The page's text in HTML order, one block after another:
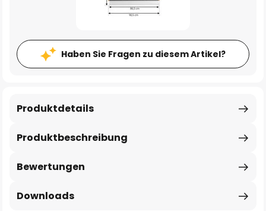
Haben Sie Fragen zu diesem Artikel?
Produktbeschreibung
Produktdetails
Bewertungen
Downloads